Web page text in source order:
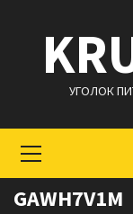
содержимому
УГОЛОК
меню
GAWH7V1M